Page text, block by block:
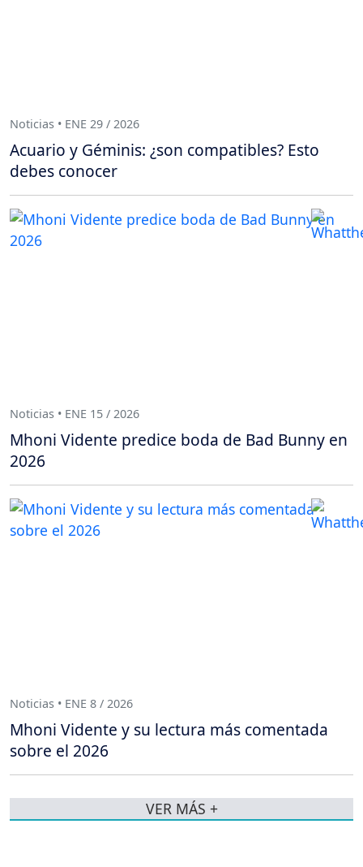
Noticias • ENE 29 / 2026
Acuario y Géminis: ¿son compatibles? Esto
debes conocer
Noticias • ENE 15 / 2026
Mhoni Vidente predice boda de Bad Bunny en
2026
Noticias • ENE 8 / 2026
Mhoni Vidente y su lectura más comentada
sobre el 2026
VER MÁS +